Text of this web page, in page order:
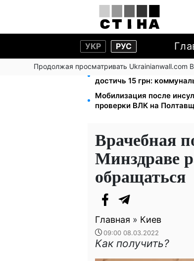
УКР РУС
Продолжая просматривать Ukrainianwall.com
Тарифы на воду
достичь 15 грн:
Мобилизация после
проверки ВЛК на
Врачебная
Минздраве
обращаться
Главная » Киев
09:00 08.03.2022
Как получить?